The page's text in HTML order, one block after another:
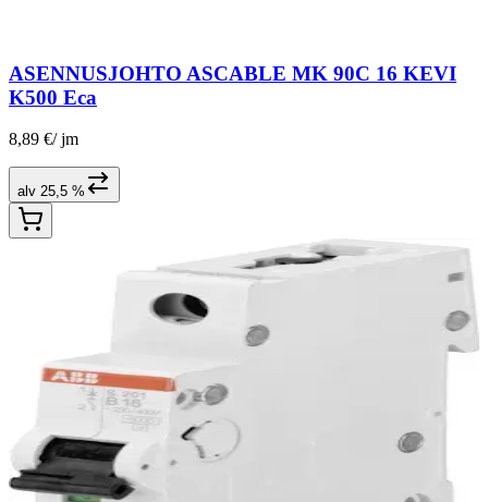
ASENNUSJOHTO ASCABLE MK 90C 16 KEVI
K500 Eca
8,89 €/ jm
alv 25,5 %